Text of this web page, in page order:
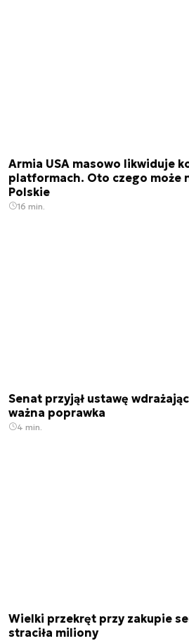
Armia USA masowo likwiduje
platformach. Oto czego może
Polskie
16 min.
Senat przyjął ustawę
ważna poprawka
4 min.
Wielki przekręt przy zakupie
straciła miliony